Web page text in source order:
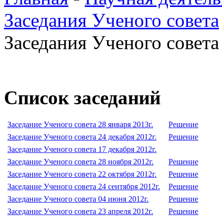
Заседания Ученого совета
Заседания Ученого
Список заседаний
Заседание Ученого совета 28 января 2013г.
Решение
Заседание Ученого совета 24 декабря 2012г.
Решение
Заседание Ученого совета 17 декабря 2012г.
Заседание Ученого совета 28 ноября 2012г.
Решение
Заседание Ученого совета 22 октября 2012г.
Решение
Заседание Ученого совета 24 сентября 2012г.
Решение
Заседание Ученого совета 04 июня 2012г.
Решение
Заседание Ученого совета 23 апреля 2012г.
Решение